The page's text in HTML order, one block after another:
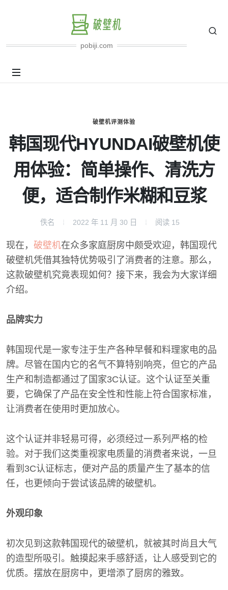
pobiji.com
破壁机评测体验
韩国现代HYUNDAI破壁机使
用体验：简单操作、清洗方
便，适合制作米糊和豆浆
佚名 2022 年 11 月 30 日 阅读 15
现在， 破壁机在众多家庭厨房中颇受欢迎，韩国现代
破壁机凭借其独特优势吸引了消费者的注意。那么，
这款破壁机究竟表现如何？接下来，我会为大家详细
介绍。
品牌实力
韩国现代是一家专注于生产各种早餐和料理家电的品
牌。尽管在国内它的名气不算特别响亮，但它的产品
生产和制造都通过了国家3C认证。这个认证至关重
要，它确保了产品在安全性和性能上符合国家标准，
让消费者在使用时更加放心。
这个认证并非轻易可得，必须经过一系列严格的检
验。对于我们这类重视家电质量的消费者来说，一旦
看到3C认证标志，便对产品的质量产生了基本的信
任，也更倾向于尝试该品牌的破壁机。
外观印象
初次见到这款韩国现代的破壁机，就被其时尚且大气
的造型所吸引。触摸起来手感舒适，让人感受到它的
优质。摆放在厨房中，更增添了厨房的雅致。